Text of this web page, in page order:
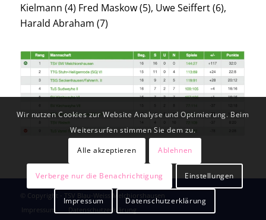
Kielmann (4) Fred Maskow (5), Uwe Seiffert (6),
Harald Abraham (7)
© Copyright - TSV Blau-Weiss Melchiorshausen
Impressum
Datenschutzerklärung
Wir nutzen Cookies zur Website Analyse und Optimierung. Beim
Weitersurfen stimmen Sie dem zu.
Alle akzeptieren Ablehnen
Verberge nur die Benachrichtigung Einstellungen
Impressum Datenschutzerklärung